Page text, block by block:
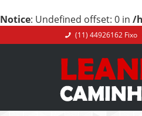
Notice: Undefined offset: 0 in /
(11) 44926162